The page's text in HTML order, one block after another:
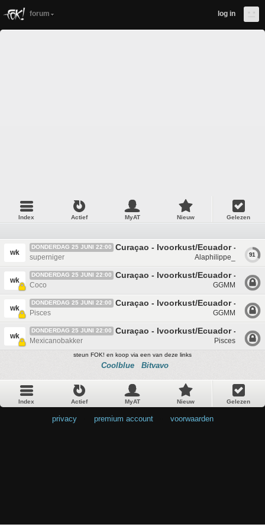
forum log in
Index Actief MyAT Nieuw Gelezen
wk
DONDERDAG 25 JUNI 22:00 Curaçao - Ivoorkust/Ecuador -
superniger Alaphilippe_ 91
wk
DONDERDAG 25 JUNI 22:00 Curaçao - Ivoorkust/Ecuador -
Coco GGMM
wk
DONDERDAG 25 JUNI 22:00 Curaçao - Ivoorkust/Ecuador -
Pisces GGMM
wk
DONDERDAG 25 JUNI 22:00 Curaçao - Ivoorkust/Ecuador -
Mexicanobakker Pisces
steun FOK! en koop via een van deze links
Coolblue Bitvavo
Index Actief MyAT Nieuw Gelezen
privacy premium account voorwaarden